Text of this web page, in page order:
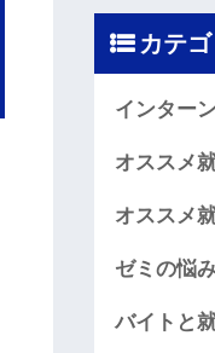
カテ
インター
オススメ
オススメ
ゼミの悩
バイトと